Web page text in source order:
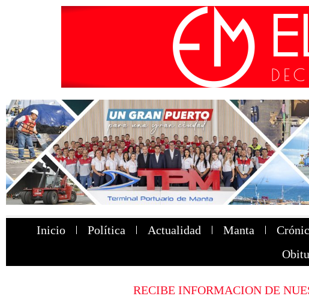
Inicio Política Actualidad Manta
RECIBE INFORMACION DE